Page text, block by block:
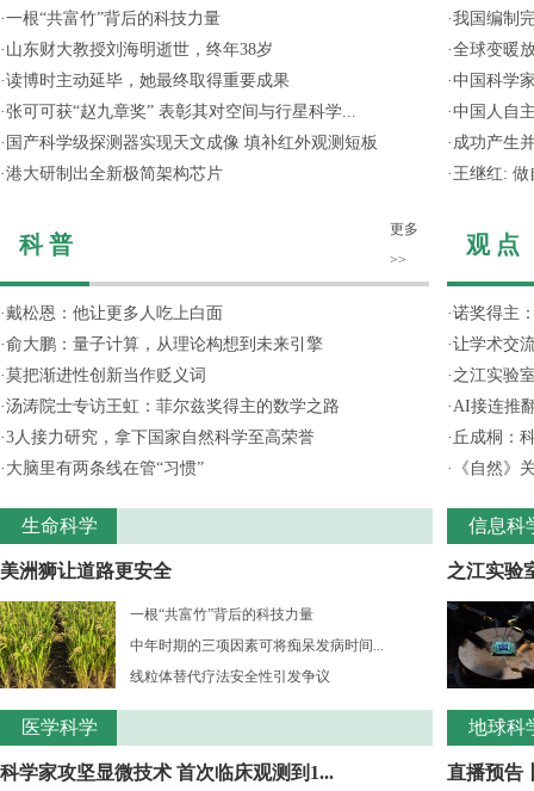
·一根“共富竹”背后的科技力量
· 山东财大教授刘海明逝世，终年38岁
·读博时主动延毕，她最终取得重要成果
·张可可获“赵九章奖” 表彰其对空间与行星科学...
· 国产科学级探测器实现天文成像 填补红外观测短板
·港大研制出全新极简架构芯片
科 普
更多
>>
·戴松恩：他让更多人吃上白面
·俞大鹏：量子计算，从理论构想到未来引擎
·莫把渐进性创新当作贬义词
·汤涛院士专访王虹：菲尔兹奖得主的数学之路
·3人接力研究，拿下国家自然科学至高荣誉
· 大脑里有两条线在管“习惯”
生命科学
美洲狮让道路更安全
一根“共富竹”背后的科技力量
中年时期的三项因素可将痴呆发病时间...
线粒体替代疗法安全性引发争议
医学科学
科学家攻坚显微技术 首次临床观测到1...
·我国编制
·全球变暖
·中国科学
·中国人自
· 成功产生
· 王继红: 做
观 点
·诺奖得主
·让学术交
· 之江实验
·AI接连推
· 丘成桐：
·
《自然》
信息科
之江实验
地球科
直播预告